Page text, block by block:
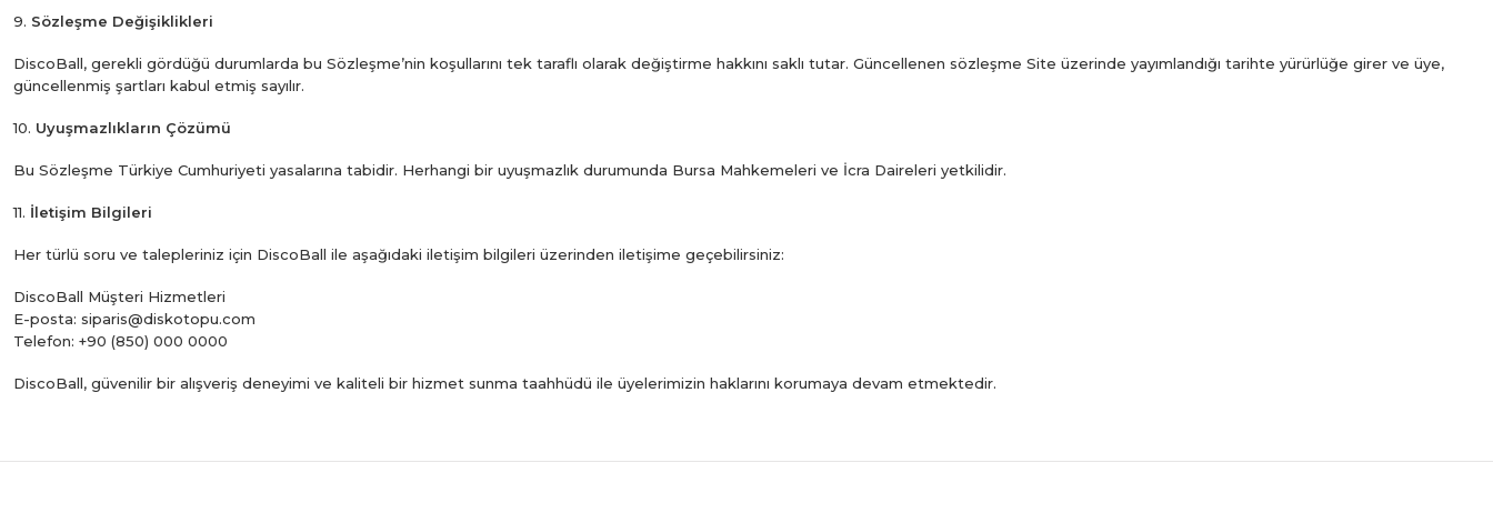
9. Sözleşme Değişiklikleri
DiscoBall, gerekli gördüğü durumlarda bu Sözleşme’nin koşullarını tek taraflı olarak değiştirme hakkını saklı tutar. Güncellenen sözleşme Site üzerinde yayımlandığı tarihte yürürlüğe girer ve üye,
güncellenmiş şartları kabul etmiş sayılır.
10. Uyuşmazlıkların Çözümü
Bu Sözleşme Türkiye Cumhuriyeti yasalarına tabidir. Herhangi bir uyuşmazlık durumunda Bursa Mahkemeleri ve İcra Daireleri yetkilidir.
11. İletişim Bilgileri
Her türlü soru ve talepleriniz için DiscoBall ile aşağıdaki iletişim bilgileri üzerinden iletişime geçebilirsiniz:
DiscoBall Müşteri Hizmetleri
E-posta: siparis@diskotopu.com
Telefon: +90 (850) 000 0000
DiscoBall, güvenilir bir alışveriş deneyimi ve kaliteli bir hizmet sunma taahhüdü ile üyelerimizin haklarını korumaya devam etmektedir.